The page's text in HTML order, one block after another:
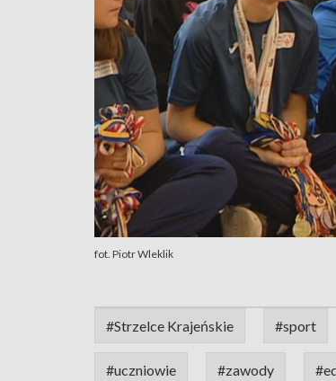
fot. Piotr Wleklik
#Strzelce Krajeńskie #sport
#uczniowie #zawody